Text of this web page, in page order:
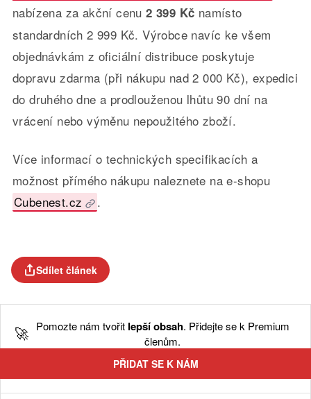
nabízena za akční cenu2 399 Kč namísto
standardních 2 999 Kč. Výrobce navíc ke všem
objednávkám z oficiální distribuce poskytuje
dopravu zdarma (při nákupu nad 2 000 Kč), expedici
do druhého dne a prodlouženou lhůtu 90 dní na
vrácení nebo výměnu nepoužitého zboží.
Více informací o technických specifikacích a
možnost přímého nákupu naleznete na e-shopu
Cubenest.cz
.
Sdílet článek
🚀 Pomozte nám tvořit lepší obsah. Přidejte se k Premium
členům.
PŘIDAT SE K NÁM